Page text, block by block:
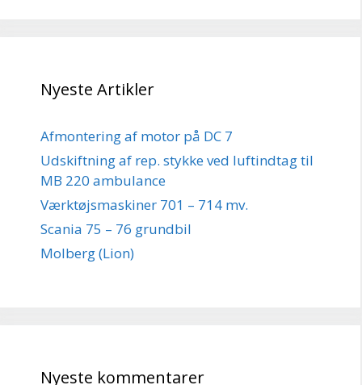
Nyeste Artikler
Afmontering af motor på DC 7
Udskiftning af rep. stykke ved luftindtag til
MB 220 ambulance
Værktøjsmaskiner 701 – 714 mv.
Scania 75 – 76 grundbil
Molberg (Lion)
Nyeste kommentarer